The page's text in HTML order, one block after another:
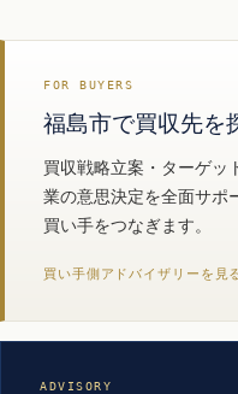
FOR BUYERS
福島市で買収先を
買収戦略立案・ターゲッ
業の意思決定を全面サポ
買い手をつなぎます。
買い手側アドバイザリーを見
ADVISORY